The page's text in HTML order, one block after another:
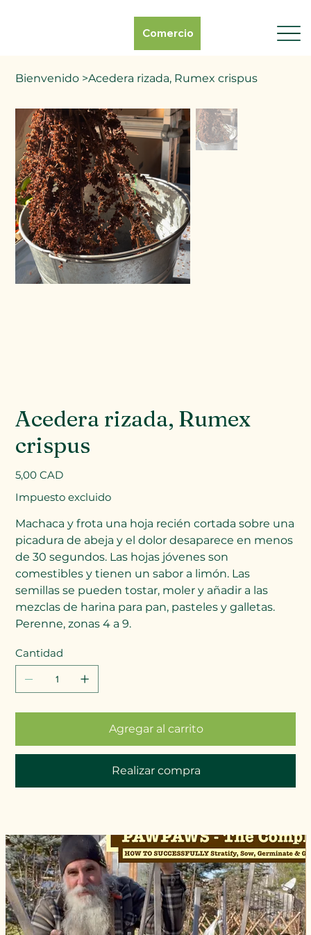
Comercio
Bienvenido >Acedera rizada, Rumex crispus
Acedera rizada, Rumex
crispus
Precio
5,00 CAD
Impuesto excluido
Machaca y frota una hoja recién cortada sobre una
picadura de abeja y el dolor desaparece en menos
de 30 segundos. Las hojas jóvenes son
comestibles y tienen un sabor a limón. Las
semillas se pueden tostar, moler y añadir a las
mezclas de harina para pan, pasteles y galletas.
Perenne, zonas 4 a 9.
Cantidad
Agregar al carrito
Realizar compra